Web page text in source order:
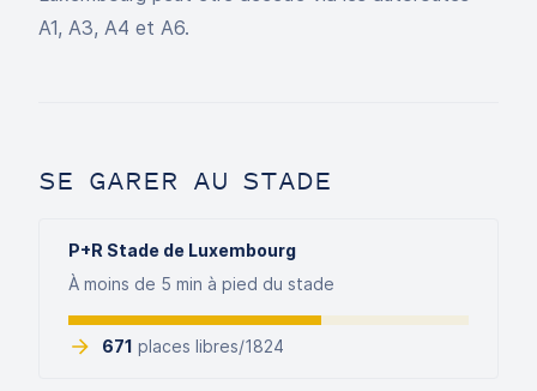
A1, A3, A4 et A6.
SE GARER AU STADE
P+R Stade de Luxembourg
À moins de 5 min à pied du stade
671 places libres/1824